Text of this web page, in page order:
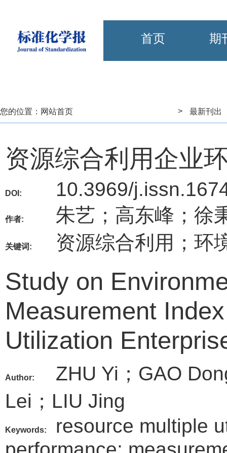
首页 期
您的位置： 网站首页 > 最新刊出
资源综合利用企业
DOI: 10.3969/
作者: 朱艺；高东峰；徐
关键词: 资源综合利用；环
Study on
Measurement
Utilization
Author:
ZHU Yi；GAO
Lei；LIU Jing
Keywords:
resource multiple